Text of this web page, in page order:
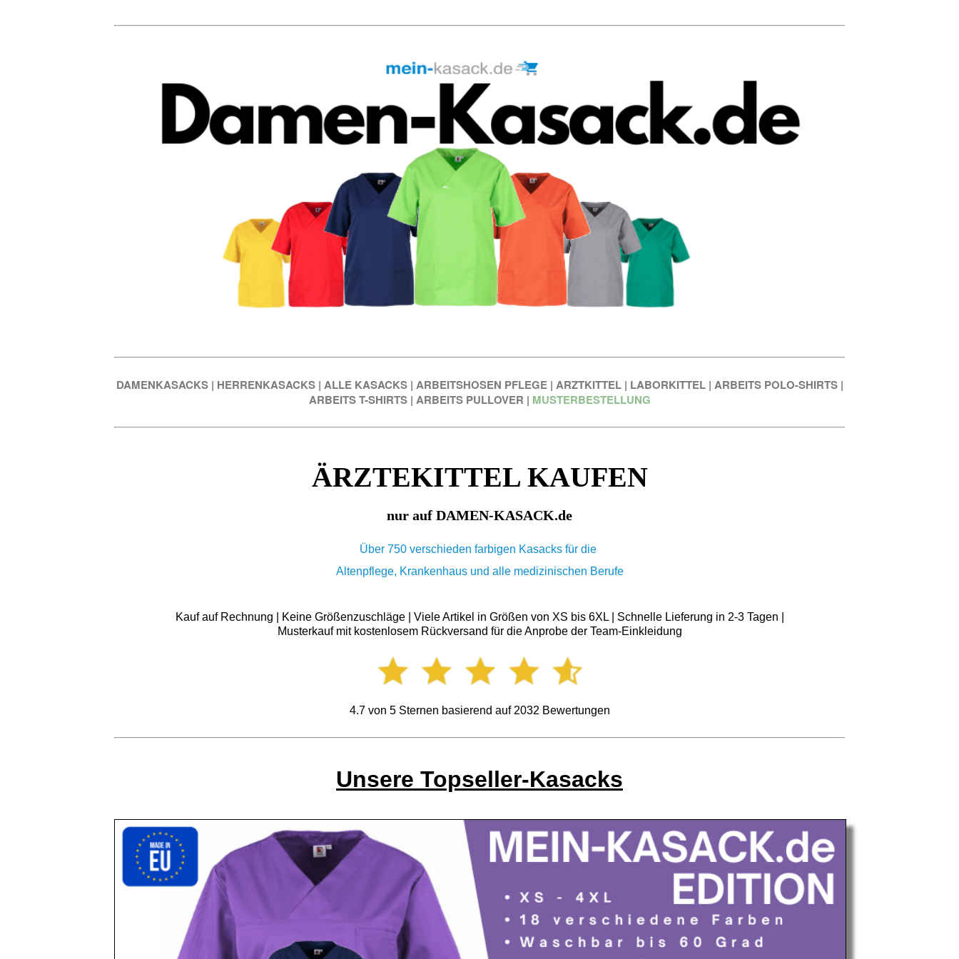
DAMENKASACKS | HERRENKASACKS | ALLE KASACKS | ARBEITSHOSEN PFLEGE | ARZTKITTEL | LABORKITTEL | ARBEITS POLO-SHIRTS |
ARBEITS T-SHIRTS | ARBEITS PULLOVER | MUSTERBESTELLUNG
ÄRZTEKITTEL KAUFEN
nur auf DAMEN-KASACK.de
Über 750 verschieden farbigen Kasacks für die
Altenpflege, Krankenhaus und alle medizinischen Berufe
Kauf auf Rechnung | Keine Größenzuschläge | Viele Artikel in Größen von XS bis 6XL | Schnelle Lieferung in 2-3 Tagen |
Musterkauf mit kostenlosem Rückversand für die Anprobe der Team-Einkleidung
4.7von 5Sternen basierend auf 2032 Bewertungen
Unsere Topseller-Kasacks